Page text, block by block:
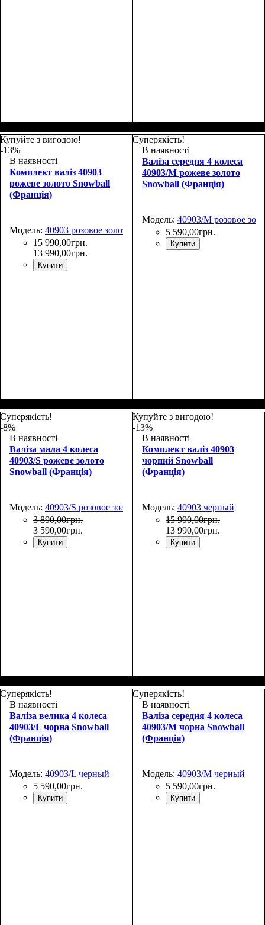
67х44х27+5
55х38х24+5
Купуйте з вигодою!
-13%
В наявності
Комплект валіз 40903
рожеве золото Snowball
(Франція)
Модель: 40903 розовое золото
15 990,00грн.
13 990,00грн.
Купити
Суперякість!
В наявності
Валіза середня 4 колеса
40903/M рожеве золото
Snowball (Франція)
Модель: 40903/M розовое
5 590,00грн.
Купити
67х44х27+5
Суперякість!
-8%
В наявності
Валіза мала 4 колеса
40903/S рожеве золото
Snowball (Франція)
Модель: 40903/S розовое золото
3 890,00грн.
3 590,00грн.
Купити
55х38х24+5
Купуйте з вигодою!
-13%
В наявності
Комплект валіз 40903
чорний Snowball
(Франція)
Модель: 40903 черный
15 990,00грн.
13 990,00грн.
Купити
Суперякість!
В наявності
Валіза велика 4 колеса
40903/L чорна Snowball
(Франція)
Модель: 40903/L черный
5 590,00грн.
Купити
Суперякість!
В наявності
Валіза середня 4 колеса
40903/M чорна Snowball
(Франція)
Модель: 40903/M черный
5 590,00грн.
Купити